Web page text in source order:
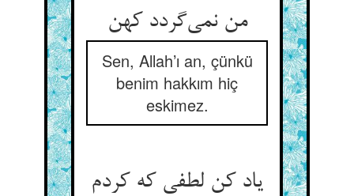
من نمی‌گردد کهن
Sen, Allah’ı an, çünkü
benim hakkım hiç
eskimez.
یاد کن لطفی که کردم